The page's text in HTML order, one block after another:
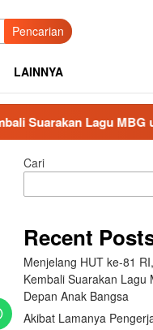
Pencarian
LAINNYA
MBG untuk Masa
Cari
Recent
Menjelang HUT ke-81
Kembali Suarakan Lagu
Depan Anak Bangsa
Akibat Lamanya